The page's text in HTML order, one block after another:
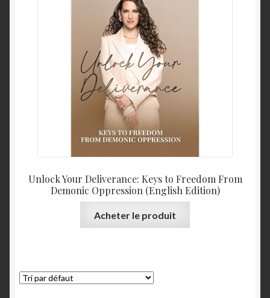
Unlock Your Deliverance: Keys to Freedom From
Demonic Oppression (English Edition)
Acheter le produit